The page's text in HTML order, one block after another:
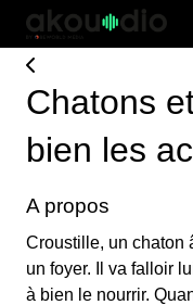
Chatons
bien les
A propos
Croustille, un chaton
un foyer. Il va falloir
à bien le nourrir.